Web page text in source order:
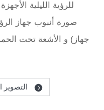
للرؤية الليلية
صورة أنبوب جهاز
جهاز) و الأشعة تحت